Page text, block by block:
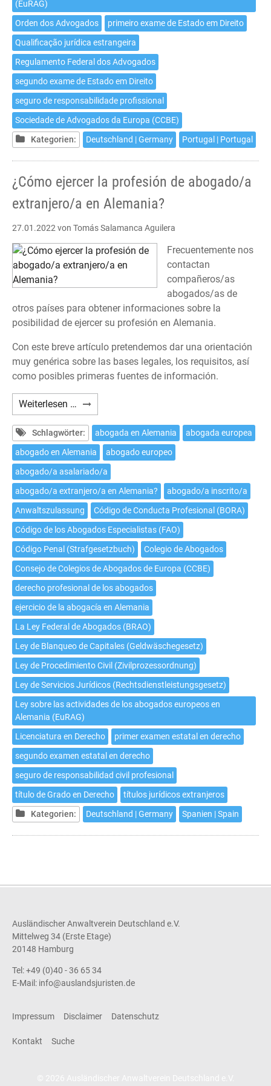
(EuRAG)
Orden dos Advogados
primeiro exame de Estado em Direito
Qualificação jurídica estrangeira
Regulamento Federal dos Advogados
segundo exame de Estado em Direito
seguro de responsabilidade profissional
Sociedade de Advogados da Europa (CCBE)
Kategorien:
Deutschland | Germany Portugal | Portugal
¿Cómo ejercer la profesión de abogado/a
extranjero/a en Alemania?
27.01.2022 von Tomás Salamanca Aguilera
Frecuentemente nos
contactan
compañeros/as
abogados/as de
otros países para obtener informaciones sobre la
posibilidad de ejercer su profesión en Alemania.
Con este breve artículo pretendemos dar una orientación
muy genérica sobre las bases legales, los requisitos, así
como posibles primeras fuentes de información.
Weiterlesen … ¿Cómo
ejercer
la
profesión
de
abogado/a
extranjero/a
en
Alemania?
Schlagwörter: abogada en Alemania
abogada europea
abogado en Alemania
abogado europeo
abogado/a asalariado/a
abogado/a extranjero/a en Alemania?
abogado/a inscrito/a
Anwaltszulassung
Código de Conducta Profesional (BORA)
Código de los Abogados Especialistas (FAO)
Código Penal (Strafgesetzbuch)
Colegio de Abogados
Consejo de Colegios de Abogados de Europa (CCBE)
derecho profesional de los abogados
ejercicio de la abogacía en Alemania
La Ley Federal de Abogados (BRAO)
Ley de Blanqueo de Capitales (Geldwäschegesetz)
Ley de Procedimiento Civil (Zivilprozessordnung)
Ley de Servicios Jurídicos (Rechtsdienstleistungsgesetz)
Ley sobre las actividades de los abogados europeos en
Alemania (EuRAG)
Licenciatura en Derecho
primer examen estatal en derecho
segundo examen estatal en derecho
seguro de responsabilidad civil profesional
título de Grado en Derecho
títulos jurídicos extranjeros
Kategorien:
Deutschland | Germany Spanien | Spain
Ausländischer Anwaltverein Deutschland e.V.
Mittelweg 34 (Erste Etage)
20148 Hamburg
Tel: +49 (0)40 - 36 65 34
E-Mail: info@auslandsjuristen.de
Impressum Disclaimer Datenschutz
Kontakt Suche